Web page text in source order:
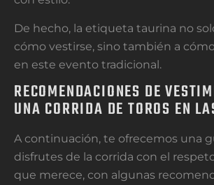
De hecho, la etiqueta taurina no
cómo vestirse, sino también a
en este evento tradicional.
RECOMENDACIONES DE
UNA CORRIDA DE TOROS EN
A continuación, te ofrecemos una
disfrutes de la corrida con el
que merece, con algunas